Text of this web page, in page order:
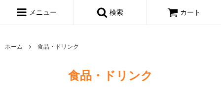
メニュー 検索 カート
ホーム 食品・ドリンク
食品・ドリンク